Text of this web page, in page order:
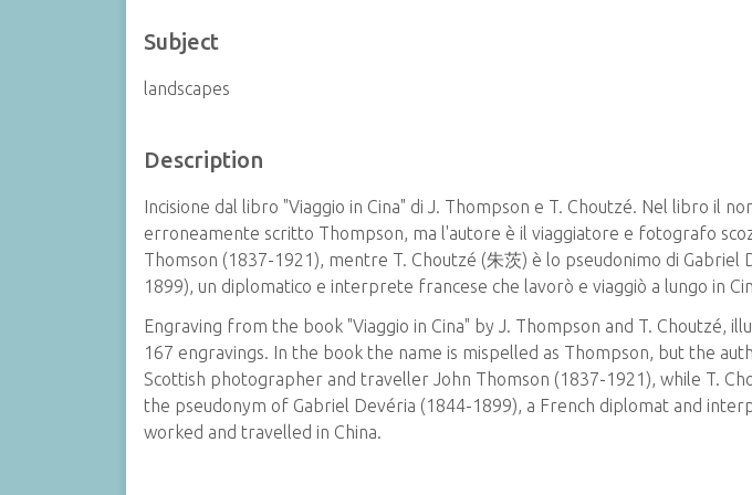
Subject
landscapes
Description
Incisione dal libro "Viaggio in Cina" di J. Thompson e T. Choutzé. Nel libro il
erroneamente scritto Thompson, ma l'autore è il viaggiatore e fotografo
Thomson (1837-1921), mentre T. Choutzé (朱茨) è lo pseudonimo di Gabriel
1899), un diplomatico e interprete francese che lavorò e viaggiò a lungo in
Engraving from the book "Viaggio in Cina" by J. Thompson and T. Choutzé,
167 engravings. In the book the name is mispelled as Thompson, but the
Scottish photographer and traveller John Thomson (1837-1921), while T.
the pseudonym of Gabriel Devéria (1844-1899), a French diplomat and
worked and travelled in China.